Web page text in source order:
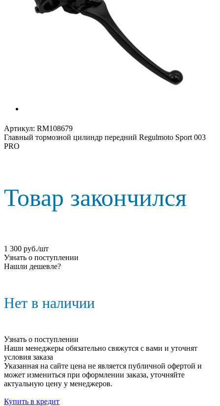
Артикул: RM108679
Главный тормозной цилиндр передний Regulmoto Sport 003
PRO
Товар закончился
1 300 руб./шт
Узнать о поступлении
Нашли дешевле?
Нет в наличии
Узнать о поступлении
Наши менеджеры обязательно свяжутся с вами и уточнят
условия заказа
Указанная на сайте цена не является публичной офертой и
может измениться при оформлении заказа, уточняйте
актуальную цену у менеджеров.
Купить в кредит